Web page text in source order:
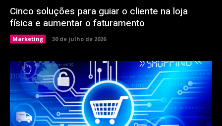
Cinco soluções para guiar o cliente na loja
física e aumentar o faturamento
Marketing 30 de julho de 2026